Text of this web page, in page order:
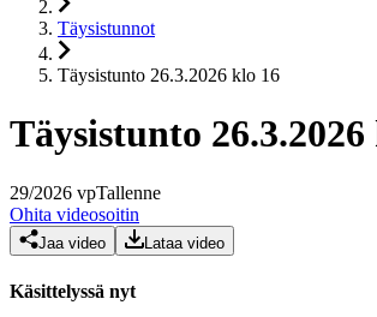
Täysistunnot
Täysistunto 26.3.2026 klo 16
Täysistunto 26.3.2026
29/2026 vpTallenne
Ohita videosoitin
Jaa video Lataa video
Käsittelyssä nyt